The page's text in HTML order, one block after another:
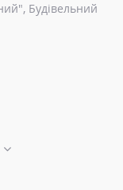
Будівельний